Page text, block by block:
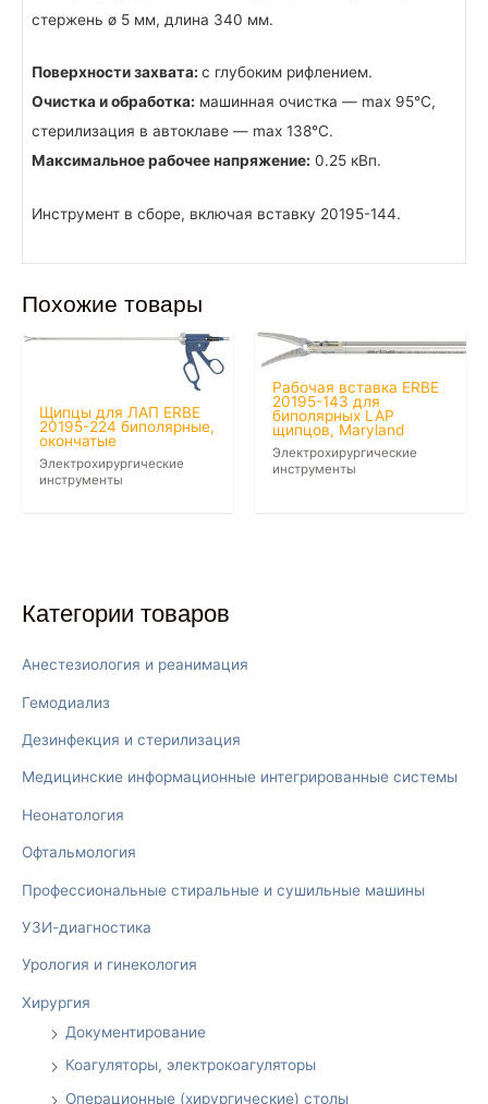
стержень ø 5 мм, длина 340 мм.
Поверхности захвата: с глубоким рифлением.
Очистка и обработка: машинная очистка — max 95°C,
стерилизация в автоклаве — max 138°C.
Максимальное рабочее напряжение: 0.25 кВп.
Инструмент в сборе, включая вставку 20195-144.
Похожие товары
Щипцы для ЛАП ERBE
20195-224 биполярные,
окончатые
Электрохирургические
инструменты
Рабочая вставка ERBE
20195-143 для
биполярных LAP
щипцов, Maryland
Электрохирургические
инструменты
Категории товаров
Анестезиология и реанимация
Гемодиализ
Дезинфекция и стерилизация
Медицинские информационные интегрированные системы
Неонатология
Офтальмология
Профессиональные стиральные и сушильные машины
УЗИ-диагностика
Урология и гинекология
Хирургия
Документирование
Коагуляторы, электрокоагуляторы
Операционные (хирургические) столы